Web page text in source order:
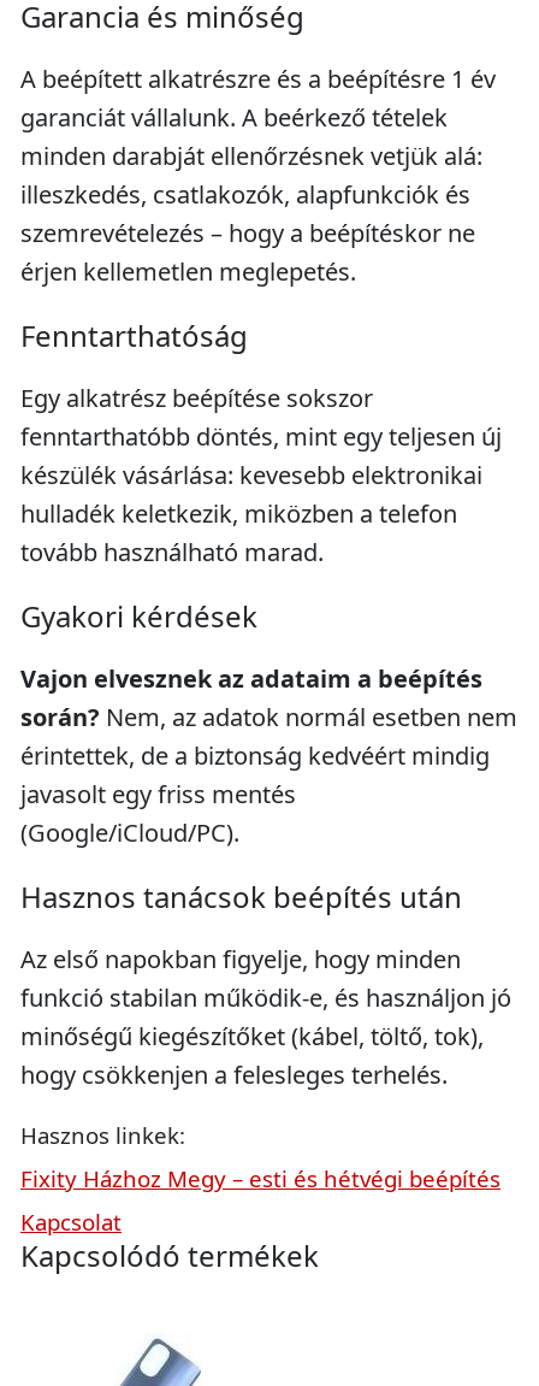
Garancia és minőség
A beépített alkatrészre és a beépítésre 1 év
garanciát vállalunk. A beérkező tételek
minden darabját ellenőrzésnek vetjük alá:
illeszkedés, csatlakozók, alapfunkciók és
szemrevételezés – hogy a beépítéskor ne
érjen kellemetlen meglepetés.
Fenntarthatóság
Egy alkatrész beépítése sokszor
fenntarthatóbb döntés, mint egy teljesen új
készülék vásárlása: kevesebb elektronikai
hulladék keletkezik, miközben a telefon
tovább használható marad.
Gyakori kérdések
Vajon elvesznek az adataim a beépítés
során? Nem, az adatok normál esetben nem
érintettek, de a biztonság kedvéért mindig
javasolt egy friss mentés
(Google/iCloud/PC).
Hasznos tanácsok beépítés után
Az első napokban figyelje, hogy minden
funkció stabilan működik-e, és használjon jó
minőségű kiegészítőket (kábel, töltő, tok),
hogy csökkenjen a felesleges terhelés.
Hasznos linkek:
Fixity Házhoz Megy – esti és hétvégi beépítés
Kapcsolat
Kapcsolódó termékek